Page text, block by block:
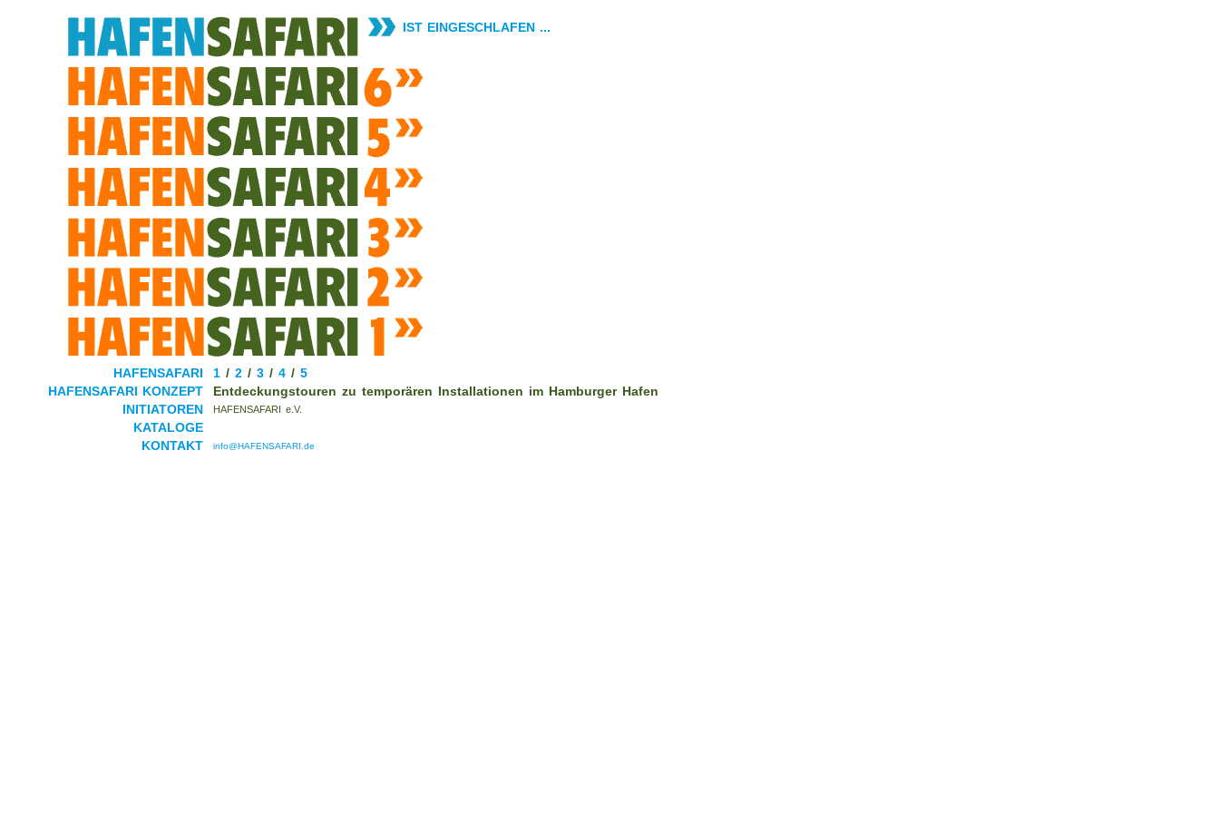
HAFENSAFARI
HAFENSAFARI KONZEPT
INITIATOREN
KATALOGE
KONTAKT
Entdeckungstouren zu temporären Installationen im Hamburger Hafen
info@HAFENSAFARI.de
HAFENSAFARI e.V.
1 / 2 / 3 / 4 / 5
IST EINGESCHLAFEN ...